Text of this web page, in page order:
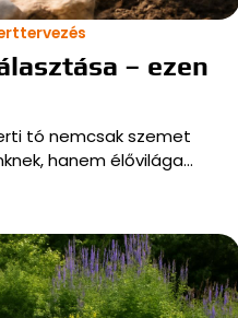
– ezen
tó nemcsak szemet
hanem élővilága…